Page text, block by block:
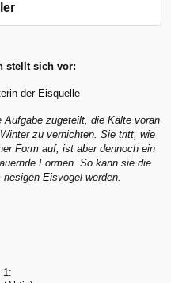
stellt sich vor:
der Eisquelle
zugeteilt, die Kälte voran
zu vernichten. Sie tritt, wie
Form auf, ist aber dennoch ein
Formen. So kann sie die
Eisvogel werden.
1: